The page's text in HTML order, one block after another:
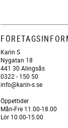
Karin S
Nygatan 18
441 30 Alingsås
0322 - 150 50
info@karin-s.se
Öppettider
Mån-Fre 11.00-18.00
Lör 10.00-15.00